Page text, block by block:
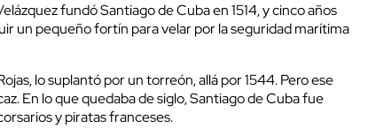
fundó Santiago de Cuba en 1514, y cinco años
un pequeño fortín para velar por la seguridad marítima
lo suplantó por un torreón, allá por 1544. Pero ese
En lo que quedaba de siglo, Santiago de Cuba fue
y piratas franceses.